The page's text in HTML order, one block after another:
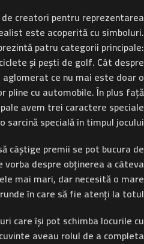
creatori pentru reprezentarea
este acoperită cu simboluri.
patru categorii principale:
și pești de golf. Cât despre
ce nu mai este doar o
pline cu automobile. În plus față
avem trei caractere speciale
sarcină specială în timpul jocului.
câștige premii se pot bucura de
vorba despre obținerea a câteva
mai mari, dar necesită o mare
în care să fie atenți la totul.
care își pot schimba locurile cu
aveau rolul de a completa